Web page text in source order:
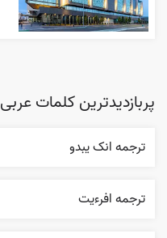
پربازدیدترین کلمات عربی
ترجمه انک يبدو
ترجمه افرءيت